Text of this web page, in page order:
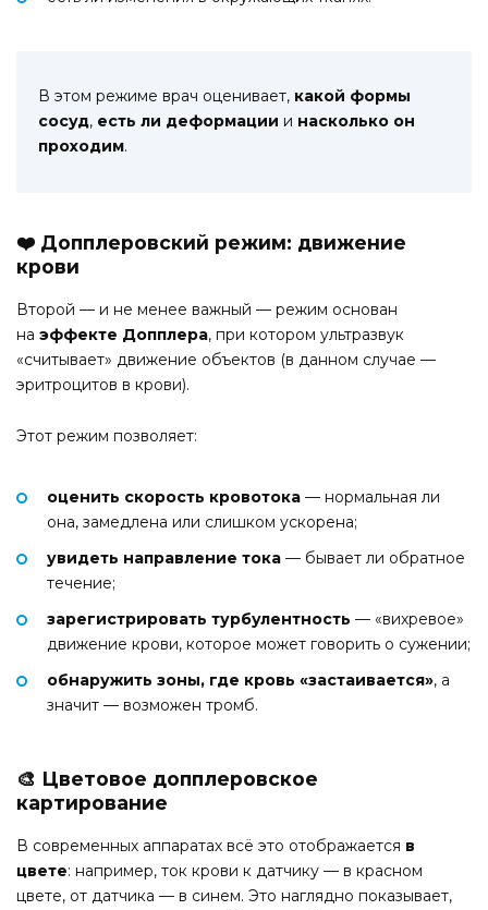
В этом режиме врач оценивает, какой формы
сосуд, есть ли деформации и насколько он
проходим.
❤️ Допплеровский режим: движение
крови
Второй — и не менее важный — режим основан
на эффекте Допплера, при котором ультразвук
«считывает» движение объектов (в данном случае —
эритроцитов в крови).
Этот режим позволяет:
оценить скорость кровотока — нормальная ли
она, замедлена или слишком ускорена;
увидеть направление тока — бывает ли обратное
течение;
зарегистрировать турбулентность — «вихревое»
движение крови, которое может говорить о сужении;
обнаружить зоны, где кровь «застаивается», а
значит — возможен тромб.
🎨 Цветовое допплеровское
картирование
В современных аппаратах всё это отображается в
цвете: например, ток крови к датчику — в красном
цвете, от датчика — в синем. Это наглядно показывает,